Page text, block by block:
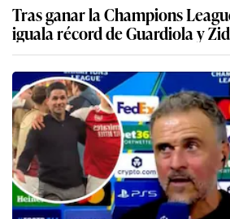
Tras ganar la Champions
iguala récord de Guardiola y